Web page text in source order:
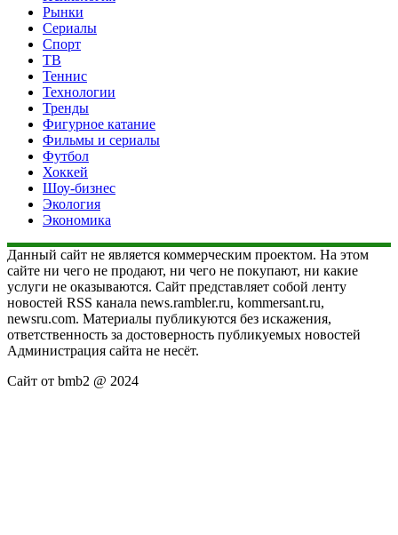
Рынки
Сериалы
Спорт
ТВ
Теннис
Технологии
Тренды
Фигурное катание
Фильмы и сериалы
Футбол
Хоккей
Шоу-бизнес
Экология
Экономика
Данный сайт не является коммерческим проектом. На этом
сайте ни чего не продают, ни чего не покупают, ни какие
услуги не оказываются. Сайт представляет собой ленту
новостей RSS канала news.rambler.ru, kommersant.ru,
newsru.com. Материалы публикуются без искажения,
ответственность за достоверность публикуемых новостей
Администрация сайта не несёт.
Сайт от bmb2 @ 2024